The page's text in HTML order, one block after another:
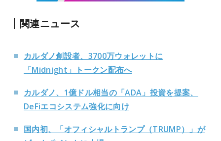
関連ニュース
カルダノ創設者、3700万ウォレットに
「Midnight」トークン配布へ
カルダノ、1億ドル相当の「ADA」投資を提案、
DeFiエコシステム強化に向け
国内初、「オフィシャルトランプ（TRUMP）」が